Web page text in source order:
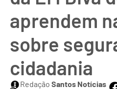
aprendem
sobre
cidadania
Redação Santos Notícias